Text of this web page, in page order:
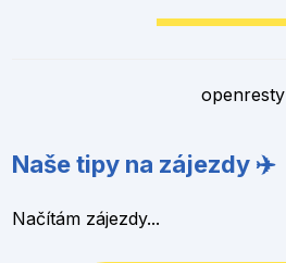
openresty
Naše tipy na zájezdy ✈️
Načítám zájezdy...